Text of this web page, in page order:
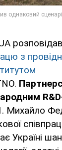
з
. Михайло
Україні